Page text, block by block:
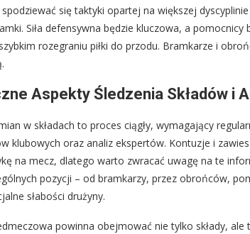
się taktyki opartej na większej
Siła defensywna będzie kluczowa, a
rozegraniu piłki do przodu. Bramkarze i
Aspekty Śledzenia Składów i
w składach to proces ciągły, wymagający
klubowych oraz analiz ekspertów. Kontuzje i
na mecz, dlatego warto zwracać uwagę na te
pozycji – od bramkarzy, przez obrońców,
słabości drużyny.
powinna obejmować nie tylko składy,